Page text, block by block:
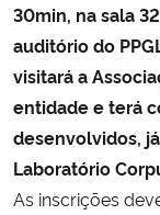
30min, na sala
auditório do
visitará a
entidade e terá
desenvolvidos,
Laboratório
As inscrições